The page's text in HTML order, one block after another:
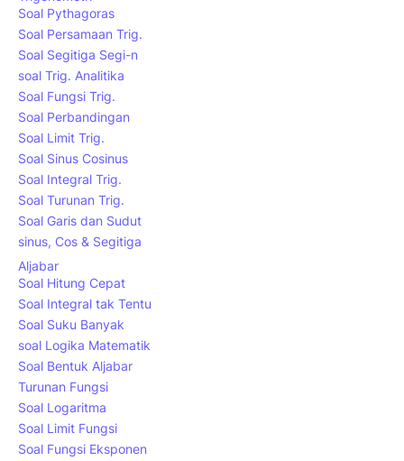
Soal Pythagoras
Soal Persamaan Trig.
Soal Segitiga Segi-n
soal Trig. Analitika
Soal Fungsi Trig.
Soal Perbandingan
Soal Limit Trig.
Soal Sinus Cosinus
Soal Integral Trig.
Soal Turunan Trig.
Soal Garis dan Sudut
sinus, Cos & Segitiga
Aljabar
Soal Hitung Cepat
Soal Integral tak Tentu
Soal Suku Banyak
soal Logika Matematik
Soal Bentuk Aljabar
Turunan Fungsi
Soal Logaritma
Soal Limit Fungsi
Soal Fungsi Eksponen